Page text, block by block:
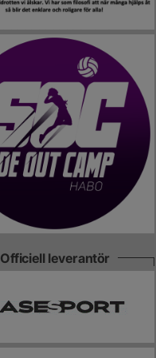
Officiell leverantör